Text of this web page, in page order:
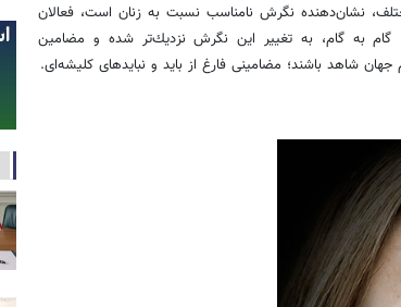
نشان‌دهنده نگرش نامناسب نسبت به زنان است، فعالان
گام به گام، به تغییر این نگرش نزدیك‌تر شده و مضامین
شاهد باشند؛ مضامینی فارغ از باید و نبایدهای كلیشه‌ای.